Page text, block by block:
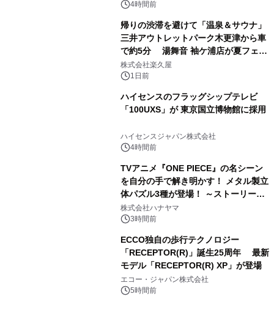
ぐっと豊かに
4時間前
帰りの渋滞を避けて「温泉＆サウナ」
三井アウトレットパーク木更津から車
で約5分 湯舞音 袖ケ浦店が夏フェア
メニューを提供
株式会社楽久屋
1日前
ハイセンスのフラッグシップテレビ
「100UXS」が 東京国立博物館に採用
ハイセンスジャパン株式会社
4時間前
TVアニメ『ONE PIECE』の名シーン
を自分の手で解き明かす！ メタル製立
体パズル3種が登場！ ～ストーリーと
ギミックが融合した 大人の体験型パズ
ルが8月7日(金)12時より先行予約受付
株式会社ハナヤマ
3時間前
ECCO独自の歩行テクノロジー
「RECEPTOR(R)」誕生25周年 最新
モデル「RECEPTOR(R) XP」が登場
エコー・ジャパン株式会社
5時間前